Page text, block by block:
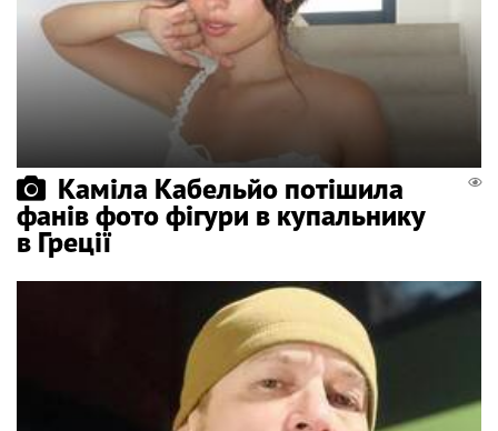
Каміла Кабельйо потішила
фанів фото фігури в купальнику
в Греції